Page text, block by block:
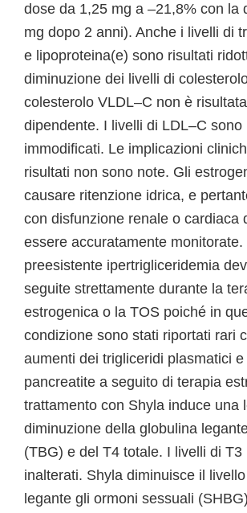
dose da 1,25 mg a –21,8% con la
mg dopo 2 anni). Anche i livelli di
e lipoproteina(e) sono risultati
diminuzione dei livelli di
colesterolo VLDL–C non è
dipendente. I livelli di LDL–C sono
immodificati. Le implicazioni
risultati non sono note. Gli
causare ritenzione idrica, e
con disfunzione renale o cardiaca
essere accuratamente monitorate.
preesistente ipertrigliceridemia
seguite strettamente durante la
estrogenica o la TOS poiché in
condizione sono stati riportati rari
aumenti dei trigliceridi plasmatici
pancreatite a seguito di terapia
trattamento con Shyla induce una
diminuzione della globulina
(TBG) e del T4 totale. I livelli di T3
inalterati. Shyla diminuisce il
legante gli ormoni sessuali